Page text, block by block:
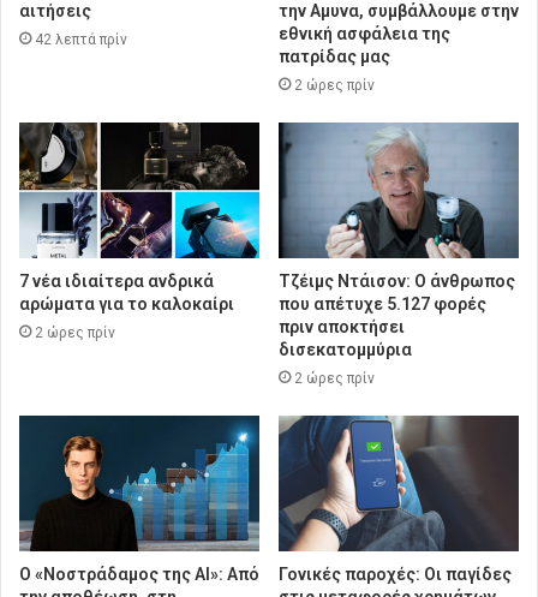
αιτήσεις
42 λεπτά πρίν
την Αμυνα, συμβάλλουμε στην
εθνική ασφάλεια της
πατρίδας μας
2 ώρες πρίν
7 νέα ιδιαίτερα ανδρικά
αρώματα για το καλοκαίρι
2 ώρες πρίν
Τζέιμς Ντάισον: Ο άνθρωπος
που απέτυχε 5.127 φορές
πριν αποκτήσει
δισεκατομμύρια
2 ώρες πρίν
Ο «Νοστράδαμος της AI»: Από
Γονικές παροχές: Οι παγίδες